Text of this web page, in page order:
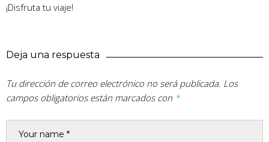
¡Disfruta tu viaje!
Deja una respuesta
Tu dirección de correo electrónico no será publicada. Los
campos obligatorios están marcados con *